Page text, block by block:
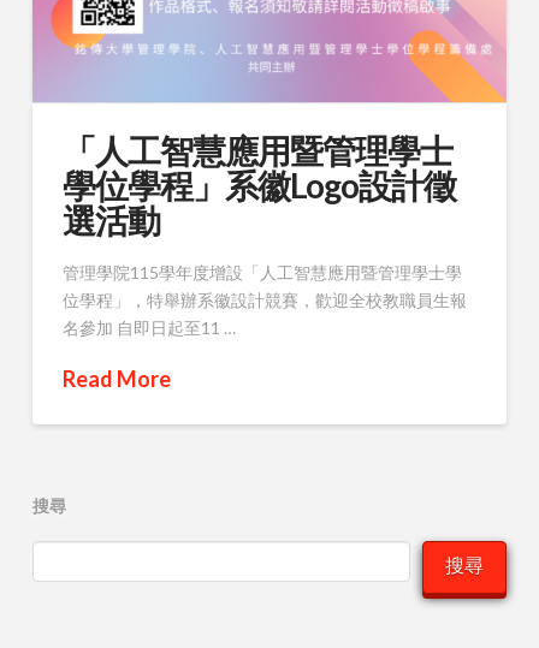
「人工智慧應用暨管理學士
學位學程」系徽Logo設計徵
選活動
管理學院115學年度增設「人工智慧應用暨管理學士學
位學程」，特舉辦系徽設計競賽，歡迎全校教職員生報
名參加 自即日起至11 …
Read More
搜尋
搜尋